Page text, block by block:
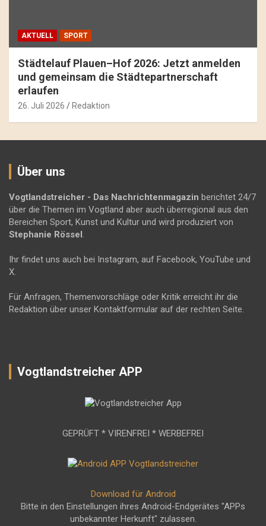
AKTUELL SPORT
Städtelauf Plauen–Hof 2026: Jetzt anmelden
und gemeinsam die Städtepartnerschaft
erlaufen
26. Juli 2026 Redaktion
Über uns
Vogtlandstreicher - Das Nachrichtenmagazin berichtet 24/7
über die Themen im Vogtland aber auch überregional aus den
Bereichen Sport, Kunst und Kultur und wird produziert von
Stephanie Rössel.
Ihr findet uns auch bei Instagram, auf Facebook, YouTube und
X.
Für Anfragen, Themenvorschläge oder Kritik erreicht ihr die
Redaktion über unser Kontaktformular auf der rechten Seite.
Vogtlandstreicher APP
GEPRÜFT * VIRENFREI * WERBEFREI
Download für Android
Bitte in den Einstellungen ihres Android-Endgerätes "APPs
unbekannter Herkunft" zulassen.